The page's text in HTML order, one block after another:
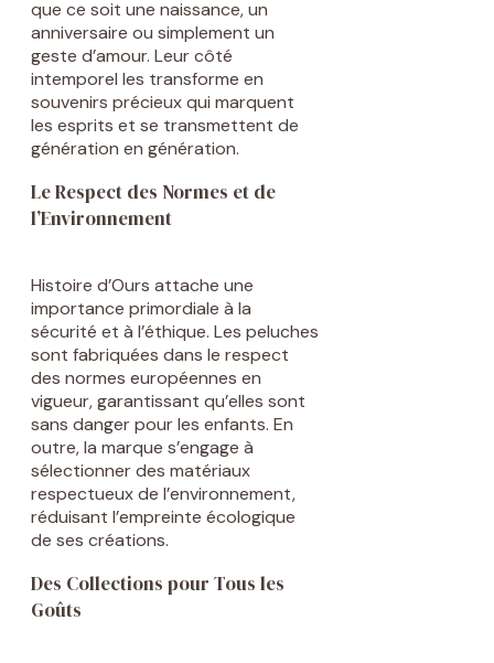
que ce soit une naissance, un
anniversaire ou simplement un
geste d’amour. Leur côté
intemporel les transforme en
souvenirs précieux qui marquent
les esprits et se transmettent de
génération en génération.
Le Respect des Normes et de
l’Environnement
Histoire d’Ours attache une
importance primordiale à la
sécurité et à l’éthique. Les peluches
sont fabriquées dans le respect
des normes européennes en
vigueur, garantissant qu’elles sont
sans danger pour les enfants. En
outre, la marque s’engage à
sélectionner des matériaux
respectueux de l’environnement,
réduisant l’empreinte écologique
de ses créations.
Des Collections pour Tous les
Goûts